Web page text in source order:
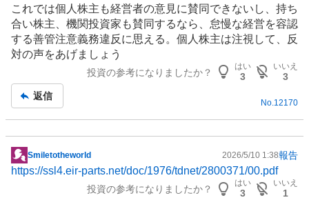
これでは個人株主も経営者の意見に賛同できないし、持ち
合い株主、機関投資家も賛同するなら、怠慢な経営を容認
する善管注意義務違反に思える。個人株主は注視して、反
対の声をあげましょう
投資の参考になりましたか？
はい
3
いいえ
3
返信
No.12170
掲
示
Smiletotheworld 2026/5/10 1:38報告
https://ssl4.eir-parts.net/doc/1976/tdnet/2800371/00.pdf
投資の参考になりましたか？
はい
3
いいえ
1